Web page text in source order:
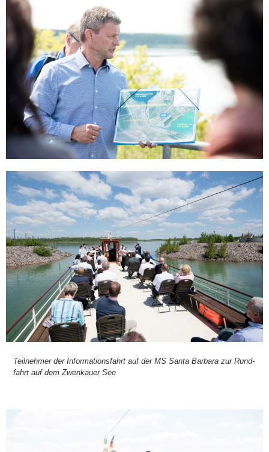
Teil­neh­mer der Infor­ma­ti­ons­fahrt auf der MS San­ta Bar­ba­ra zur Rund­
fahrt auf dem Zwenkau­er See